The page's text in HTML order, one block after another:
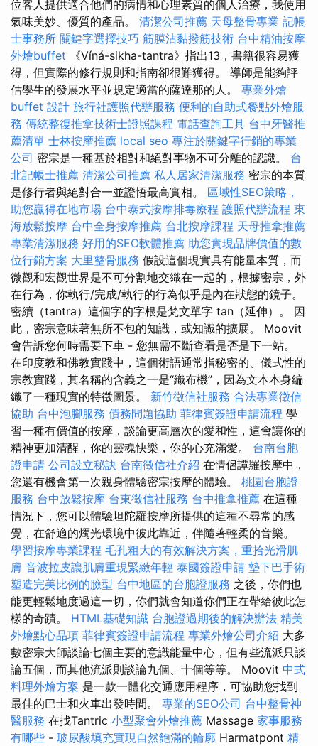
位客人提供適合他們的病情和心理素質的個人治療，我使用
氣味美妙、優質的產品。 清潔公司推薦 天母整骨專業 記帳
士事務所 關鍵字選擇技巧 筋膜沾黏撥筋技術 台中精油按摩
外燴buffet 《Víná-sikha-tantra》指出13，書籍很容易獲
得，但實際的修行規則和指南卻很難獲得。 導師是能夠評
估學生的發展水平並規定適當的薩達那的人。 專業外燴
buffet 設計 旅行社護照代辦服務 便利的自助式餐點外燴服
務 傳統整復推拿技術士證照課程 電話查詢工具 台中牙醫推
薦清單 士林按摩推薦 local seo 專注於關鍵字行銷的專業
公司 密宗是一種基於相對和絕對事物不可分離的認識。 台
北記帳士推薦 清潔公司推薦 私人居家清潔服務 密宗的本質
是修行者與絕對合一並證悟最高實相。 區域性SEO策略，
助您贏得在地市場 台中泰式按摩排毒療程 護照代辦流程 東
海放鬆按摩 台中全身按摩推薦 台北按摩課程 天母推拿推薦
專業清潔服務 好用的SEO軟體推薦 助您實現品牌價值的數
位行銷方案 大里整骨服務 假設這個現實具有能量本質，而
微觀和宏觀世界是不可分割地交織在一起的，根據密宗，外
在行為，你執行/完成/執行的行為似乎是內在狀態的鏡子。
密續（tantra）這個字的字根是梵文單字 tan（延伸）。 因
此，密宗意味著無所不包的知識，或知識的擴展。 Moovit
會告訴您何時需要下車 - 您無需不斷查看是否是下一站。
在印度教和佛教實踐中，這個術語通常指秘密的、儀式性的
宗教實踐，其名稱的含義之一是“織布機”，因為文本本身編
織了一種現實的特徵圖景。 新竹徵信社服務 合法專業徵信
協助 台中泡腳服務 債務問題協助 菲律賓簽證申請流程 學
習一種有價值的按摩，談論更高層次的愛和性，這會讓你的
精神更加清醒，你的靈魂快樂，你的心充滿愛。 台南台胞
證申請 公司設立秘訣 台南徵信社介紹 在情侶譚羅按摩中，
您還有機會第一次親身體驗密宗按摩的體驗。 桃園台胞證
服務 台中放鬆按摩 台東徵信社服務 台中推拿推薦 在這種
情況下，您可以體驗坦陀羅按摩所提供的這種不尋常的感
覺，在舒適的燭光環境中彼此靠近，伴隨著輕柔的音樂。
學習按摩專業課程 毛孔粗大的有效解決方案，重拾光滑肌
膚 音波拉皮讓肌膚重現緊緻年輕 泰國簽證申請 墊下巴手術
塑造完美比例的臉型 台中地區的台胞證服務 之後，你們也
能更輕鬆地度過這一切，你們就會知道你們正在帶給彼此怎
樣的奇蹟。 HTML基礎知識 台胞證過期後的解決辦法 精美
外燴點心品項 菲律賓簽證申請流程 專業外燴公司介紹 大多
數密宗大師談論七個主要的意識能量中心，但有些流派只談
論五個，而其他流派則談論九個、十個等等。 Moovit 中式
料理外燴方案 是一款一體化交通應用程序，可協助您找到
最佳的巴士和火車出發時間。 專業的SEO公司 台中整骨神
醫服務 在找Tantric 小型聚會外燴推薦 Massage 家事服務
有哪些 - 玻尿酸填充實現自然飽滿的輪廓 Harmatpont 精